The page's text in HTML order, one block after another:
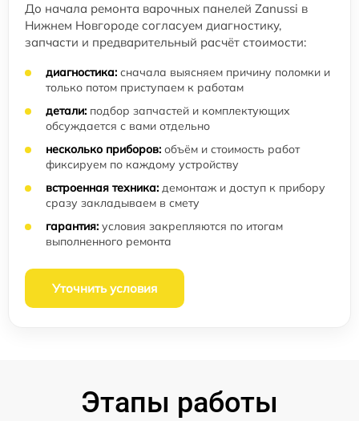
До начала ремонта варочных панелей Zanussi в
Нижнем Новгороде согласуем диагностику,
запчасти и предварительный расчёт стоимости:
диагностика: сначала выясняем причину поломки и
только потом приступаем к работам
детали: подбор запчастей и комплектующих
обсуждается с вами отдельно
несколько приборов: объём и стоимость работ
фиксируем по каждому устройству
встроенная техника: демонтаж и доступ к прибору
сразу закладываем в смету
гарантия: условия закрепляются по итогам
выполненного ремонта
Уточнить условия
Этапы работы